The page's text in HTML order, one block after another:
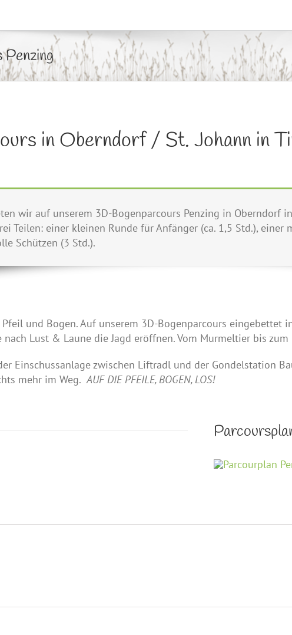
in Oberndorf / St. Johann in
wir auf unserem 3D-Bogenparcours Penzing in Oberndorf
Teilen: einer kleinen Runde für Anfänger (ca. 1,5 Std.),
Schützen (3 Std.).
Pfeil und Bogen. Auf unserem 3D-Bogenparcours
Lust & Laune die Jagd eröffnen. Vom Murmeltier bis
Einschussanlage zwischen Liftradl und der Gondelstation
mehr im Weg. AUF DIE PFEILE, BOGEN, LOS!